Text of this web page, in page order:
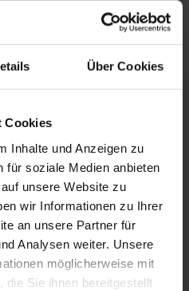
Über Cookies
Cookies
Inhalte und Anzeigen zu
für soziale Medien anbieten
unsere Website zu
wir Informationen zu Ihrer
an unsere Partner für
Analysen weiter. Unsere
möglicherweise mit
die Sie ihnen bereitgestellt